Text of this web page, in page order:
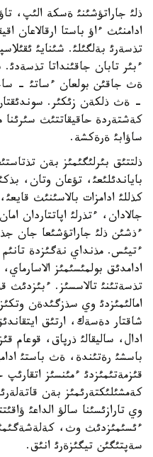
ذلئ جاراتؤشئنئ ةسكة الئپ،
ادامنئث ءاؤ باستا ارقالاعان
تذسةرئ بةلگئلئ. شئنايئ
ءبئر تابان جاقئنداتا تذسةدئ.
ةث جاقئن بولعان ءساتئ -
- ةث ذلكةن زئكئر.
كةشتةردة حاقيقاتتئث سئرئنا
ساؤابئ ةرةكشة.
ذلتتئق بئرلئگئمئز بةن
باياندئلئعئ، تؤعان وتان،
كذللئ ادامزات بالاسئنئث
جالادان، ءتذرلئ اپاتتاردان
ءذشئن ذلئ جاراتؤشئعا جان
ءتيئس. مذنداي نةگئزدة
ادامدئق بولمئسئمئز
تذسةتئنئ تالاسسئز. ءبئزدئث
امالئمئزدئ وي سذزگئدةن
شاقتار دةسةك، ارتئق
ادال، ساليقالئ ذرپاق، قوعام
باسشئ رةتئندة، ةث باستئ
قئزمةتئمئزدئ ءمئنسئز
كةمشئلئكتةرئمئز بةن
وي تارازئسئنا سالؤ الداعئ
ءئسئمئزدئث وث،
سةپتئگئن تيگئزةرئ انئق.